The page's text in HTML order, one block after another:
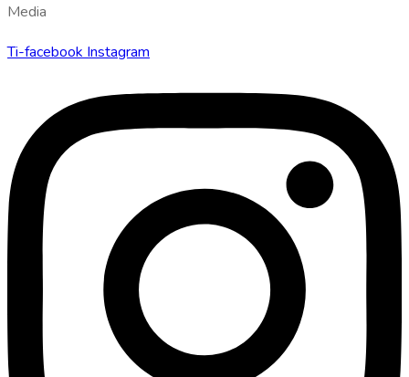
Media
Ti-facebook Instagram